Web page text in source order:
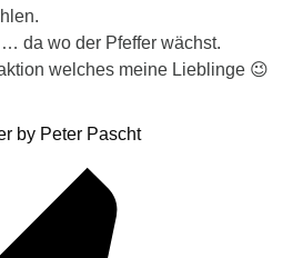
da wo der Pfeffer wächst.
welches meine Lieblinge 😉
by Peter Pascht